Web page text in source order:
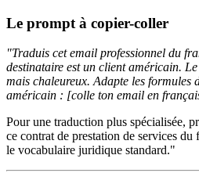
Le prompt à copier-coller
"Traduis cet email professionnel du
destinataire est un client américain.
mais chaleureux. Adapte les formules
américain : [colle ton email en
Pour une traduction plus spécialisée,
ce contrat de prestation de services
le vocabulaire juridique standard."